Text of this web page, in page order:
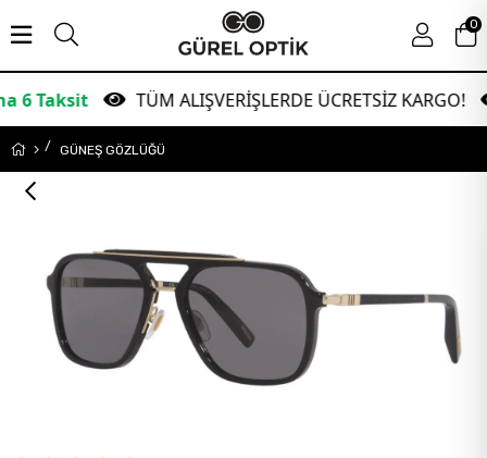
TÜM ALIŞVERİŞLERDE ÜCRETSİZ KARGO!
0
GÜNEŞ GÖZLÜĞÜ